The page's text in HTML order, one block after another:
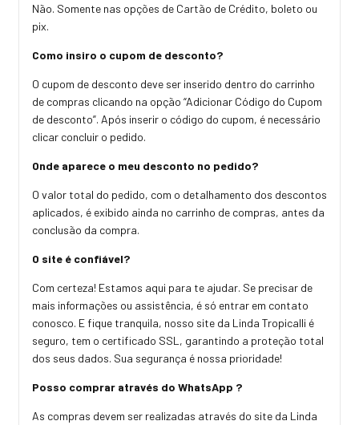
Não. Somente nas opções de Cartão de Crédito, boleto ou
pix.
Como insiro o cupom de desconto?
O cupom de desconto deve ser inserido dentro do carrinho
de compras clicando na opção “Adicionar Código do Cupom
de desconto”. Após inserir o código do cupom, é necessário
clicar concluir o pedido.
Onde aparece o meu desconto no pedido?
O valor total do pedido, com o detalhamento dos descontos
aplicados, é exibido ainda no carrinho de compras, antes da
conclusão da compra.
O site é confiável?
Com certeza! Estamos aqui para te ajudar. Se precisar de
mais informações ou assistência, é só entrar em contato
conosco. E fique tranquila, nosso site da Linda Tropicalli é
seguro, tem o certificado SSL, garantindo a proteção total
dos seus dados. Sua segurança é nossa prioridade!
Posso comprar através do WhatsApp ?
As compras devem ser realizadas através do site da Linda